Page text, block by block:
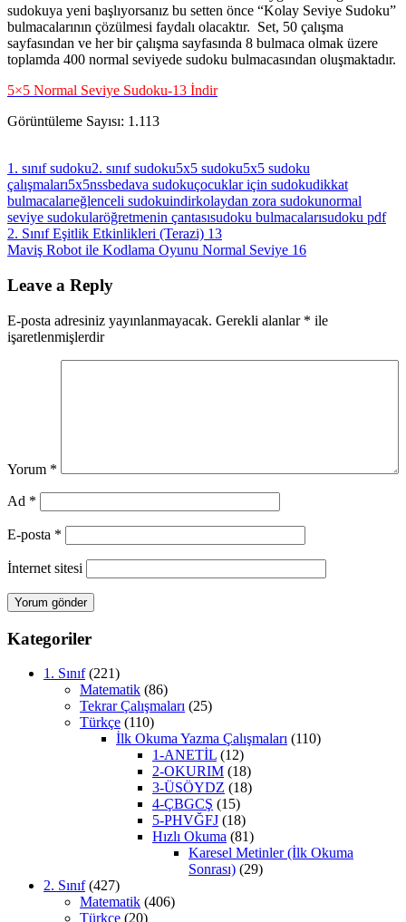
sudokuya yeni başlıyorsanız bu setten önce “Kolay Seviye Sudoku”
bulmacalarının çözülmesi faydalı olacaktır. Set, 50 çalışma
sayfasından ve her bir çalışma sayfasında 8 bulmaca olmak üzere
toplamda 400 normal seviyede sudoku bulmacasından oluşmaktadır.
5×5 Normal Seviye Sudoku-13 İndir
Görüntüleme Sayısı: 1.113
1. sınıf sudoku2. sınıf sudoku5x5 sudoku5x5 sudoku
çalışmaları5x5nssbedava sudokuçocuklar için sudokudikkat
bulmacalarıeğlenceli sudokuindirkolaydan zora sudokunormal
seviye sudokularöğretmenin çantasısudoku bulmacalarısudoku pdf
Yazı
gezinmesi
Previous
Post:
2. Sınıf Eşitlik Etkinlikleri (Terazi) 13
Next
Maviş Robot ile Kodlama Oyunu Normal Seviye 16
Leave a Reply
E-posta adresiniz yayınlanmayacak. Gerekli alanlar * ile
işaretlenmişlerdir
Yorum *
Ad *
E-posta *
İnternet sitesi
Kategoriler
1. Sınıf(221)
Matematik (86)
Tekrar Çalışmaları (25)
Türkçe (110)
İlk Okuma Yazma Çalışmaları (110)
1-ANETİL (12)
2-OKURIM (18)
3-ÜSÖYDZ (18)
4-ÇBGCŞ (15)
5-PHVĞFJ (18)
Hızlı Okuma (81)
Karesel Metinler (İlk Okuma
Sonrası) (29)
2. Sınıf(427)
Matematik (406)
Türkçe (20)